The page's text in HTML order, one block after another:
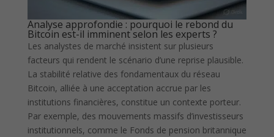
Analyse approfondie : pourquoi le rebond du
Bitcoin est-il imminent selon les experts ?
Les analystes de marché insistent sur plusieurs
facteurs qui rendent le scénario d’une reprise plausible.
La stabilité relative des fondamentaux du réseau
Bitcoin, alliée à une acceptation accrue par les
institutions financières, constitue un contexte porteur.
Par exemple, des mouvements massifs d’investisseurs
institutionnels, comme le Fonds de pension britannique